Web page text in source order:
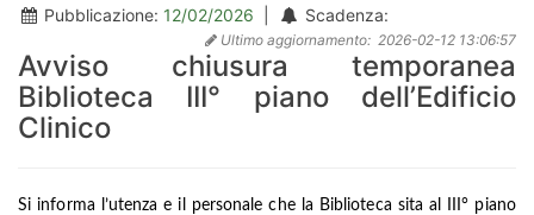
Pubblicazione: 12/02/2026 Scadenza:
Ultimo aggiornamento: 2026-02-12 13:06:57
Avviso chiusura temporanea
Biblioteca III° piano dell’Edificio
Clinico
Si informa l’utenza e il personale che la Biblioteca sita al III° piano